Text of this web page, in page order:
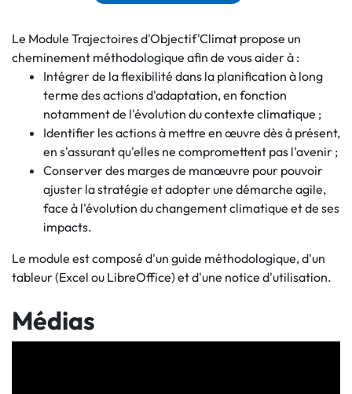
Le Module Trajectoires d'Objectif'Climat propose un
cheminement méthodologique afin de vous aider à :
Intégrer de la flexibilité dans la planification à long
terme des actions d'adaptation, en fonction
notamment de l'évolution du contexte climatique ;
Identifier les actions à mettre en œuvre dès à présent,
en s'assurant qu'elles ne compromettent pas l'avenir ;
Conserver des marges de manœuvre pour pouvoir
ajuster la stratégie et adopter une démarche agile,
face à l'évolution du changement climatique et de ses
impacts.
Le module est composé d'un guide méthodologique, d'un
tableur (Excel ou LibreOffice) et d'une notice d'utilisation.
Médias